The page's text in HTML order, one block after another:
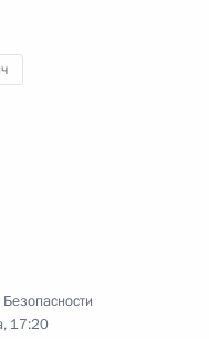
17:20